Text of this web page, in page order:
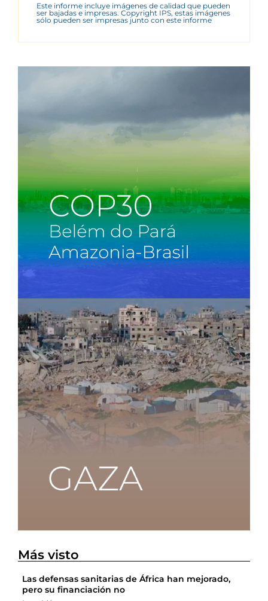
Este informe incluye imágenes de calidad que pueden
ser bajadas e impresas. Copyright IPS, estas imágenes
sólo pueden ser impresas junto con este informe
Más visto
Las defensas sanitarias de África han mejorado,
pero su financiación no